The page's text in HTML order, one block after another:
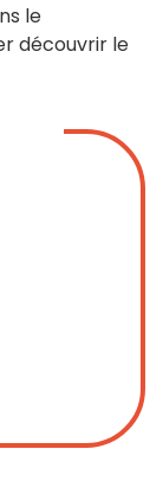
le
découvrir le